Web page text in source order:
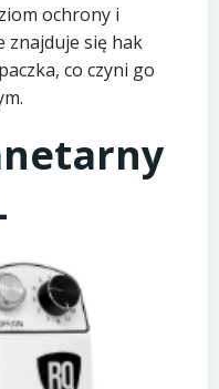
ochrony i
znajduje się hak
co czyni go